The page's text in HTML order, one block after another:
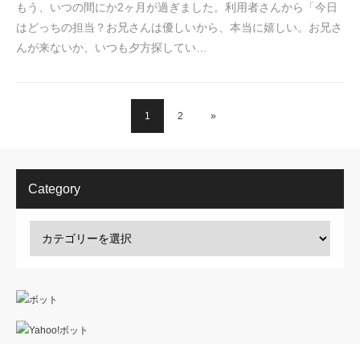
もう、いつの間にか2ヶ月が過ぎました。利用者さんから「今日
はどっちの担当？お兄さんは優しいから、本当に嬉しい。お兄さ
んが来ないか、いつも夕方探してい…
1 2 »
Category